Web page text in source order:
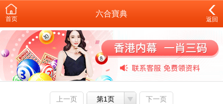
首页
六合寶典
返回
上一页 第1页 下一页